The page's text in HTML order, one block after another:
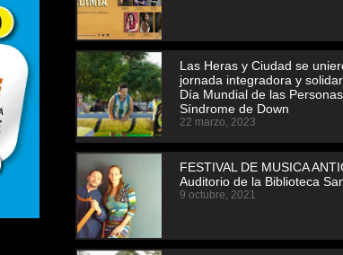
Las Heras y Ciudad se
jornada integradora y
Día Mundial de las
Síndrome de Down
22 marzo, 2023
FESTIVAL DE MUSICA
Auditorio de la Biblioteca
9 octubre, 2021